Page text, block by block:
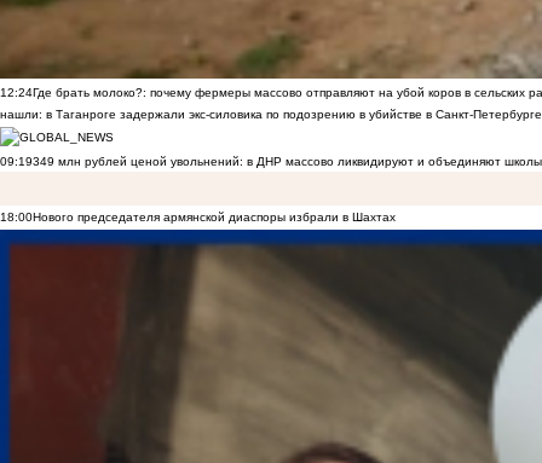
12:24Где брать молоко?: почему фермеры массово отправляют на убой коров в сельских
нашли: в Таганроге задержали экс-силовика по подозрению в убийстве в Санкт-Петербурге
09:19349 млн рублей ценой увольнений: в ДНР массово ликвидируют и объединяют
18:00Нового председателя армянской диаспоры избрали в Шахтах